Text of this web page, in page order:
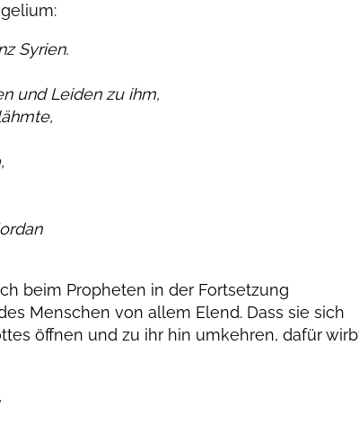
Syrien.
und Leiden zu ihm,
beim Propheten in der Fortsetzung
Menschen von allem Elend. Dass sie sich
öffnen und zu ihr hin umkehren, dafür